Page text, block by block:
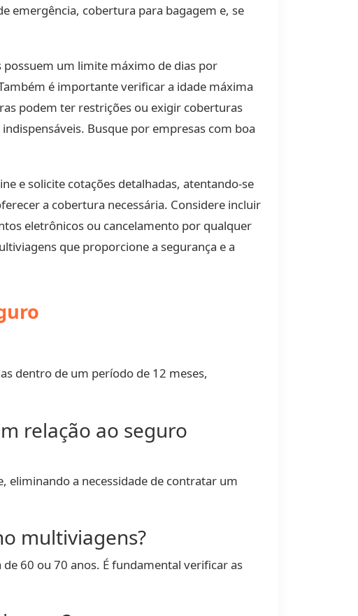
emergência, cobertura para bagagem e, se
possuem um limite máximo de dias por
é importante verificar a idade máxima
podem ter restrições ou exigir coberturas
Busque por empresas com boa
e solicite cotações detalhadas, atentando-se
a cobertura necessária. Considere incluir
eletrônicos ou cancelamento por qualquer
que proporcione a segurança e a
dentro de um período de 12 meses,
relação ao seguro
eliminando a necessidade de contratar um
multiviagens?
60 ou 70 anos. É fundamental verificar as